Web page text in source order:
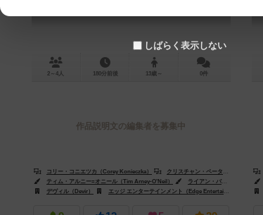
2～4人 180分前後 13歳～ 0件
作品説明文の編集者を募集中
コリー・コニエツカ（Corey Konieczka） クリスチャン・ペーターゼン（Christian T. Petersen）
ティム・アルニー=オニール（Tim Arney-O'Neil）
ライアン・バーガー（Ryan Barger）
デヴィル（Devir）
エッジ エンターテインメント（Edge Entertainment）
しばらく表示しない